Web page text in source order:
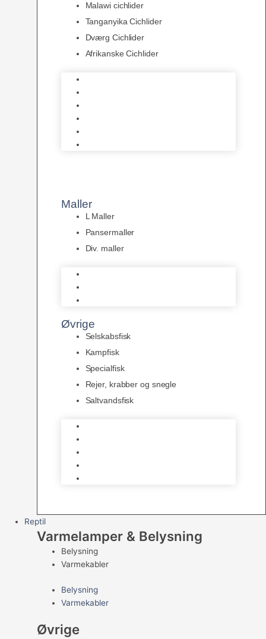
Malawi cichlider
Tanganyika Cichlider
Dværg Cichlider
Afrikanske Cichlider
Maller
L Maller
Pansermaller
Div. maller
Øvrige
Selskabsfisk
Kampfisk
Specialfisk
Rejer, krabber og snegle
Saltvandsfisk
Reptil
Varmelamper & Belysning
Belysning
Varmekabler
Belysning
Varmekabler
Øvrige